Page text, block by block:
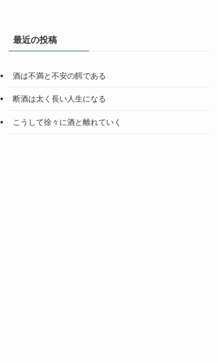
最近の投稿
酒は不満と不安の餌である
断酒は太く長い人生になる
こうして徐々に酒と離れていく